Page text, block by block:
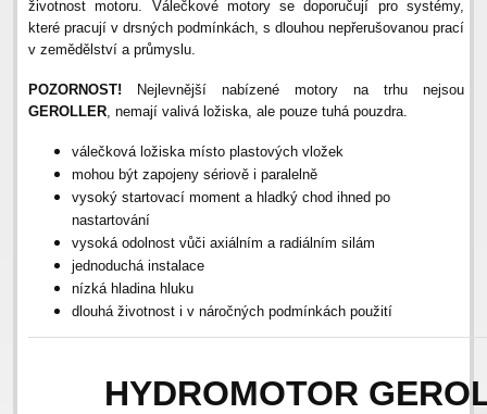
životnost motoru. Válečkové motory se doporučují pro systémy,
které pracují v drsných podmínkách, s dlouhou nepřerušovanou prací
v zemědělství a průmyslu.
POZORNOST! Nejlevnější nabízené motory na trhu nejsou
GEROLLER , nemají valivá ložiska, ale pouze tuhá pouzdra.
válečková ložiska místo plastových vložek
mohou být zapojeny sériově i paralelně
vysoký startovací moment a hladký chod ihned po
nastartování
vysoká odolnost vůči axiálním a radiálním silám
jednoduchá instalace
nízká hladina hluku
dlouhá životnost i v náročných podmínkách použití
HYDROMOTOR